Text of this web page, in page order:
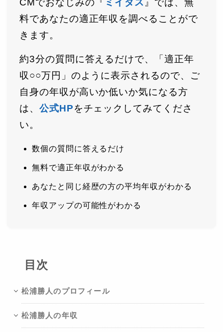
料であなたの適正年収を調べることがで
きます。
約3分の質問に答えるだけで、「適正年
収○○万円」のように表示されるので、ご
自身の年収が高いか低いか気になる方
は、 公式HPをチェックしてみてくださ
い。
数個の質問に答えるだけ
無料で適正年収がわかる
あなたと同じ経歴の方の平均年収がわかる
年収アップの可能性がわかる
目次
松浦勝人のプロフィール
松浦勝人の年収